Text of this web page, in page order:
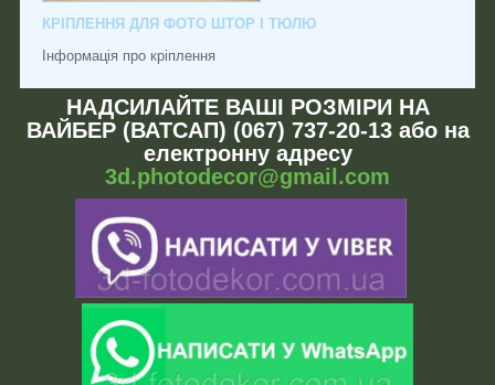
КРІПЛЕННЯ ДЛЯ ФОТО ШТОР І ТЮЛЮ
Інформація про кріплення
НАДСИЛАЙТЕ ВАШІ РОЗМІРИ НА
ВАЙБЕР (ВАТСАП) (067) 737-20-13 або на
електронну адресу
3d.photodecor@gmail.com